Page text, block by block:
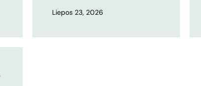
Liepos 23, 2026